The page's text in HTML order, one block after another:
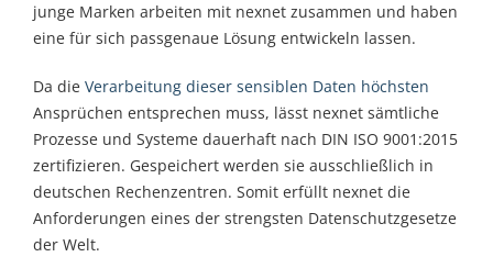
junge Marken arbeiten mit nexnet zusammen und haben
eine für sich passgenaue Lösung entwickeln lassen.
Da die Verarbeitung dieser sensiblen Daten höchsten
Ansprüchen entsprechen muss, lässt nexnet sämtliche
Prozesse und Systeme dauerhaft nach DIN ISO 9001:2015
zertifizieren. Gespeichert werden sie ausschließlich in
deutschen Rechenzentren. Somit erfüllt nexnet die
Anforderungen eines der strengsten Datenschutzgesetze
der Welt.